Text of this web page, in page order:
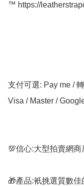
™️ https://
支付可選: Pay me /
Visa / Master /
💯信心:大型拍賣網
🎁產品:衹挑選質數